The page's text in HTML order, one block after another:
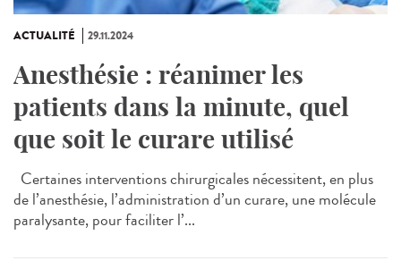
ACTUALITÉ 29.11.2024
Anesthésie : réanimer les
patients dans la minute, quel
que soit le curare utilisé
Certaines interventions chirurgicales nécessitent, en plus
de l’anesthésie, l’administration d’un curare, une molécule
paralysante, pour faciliter l’...